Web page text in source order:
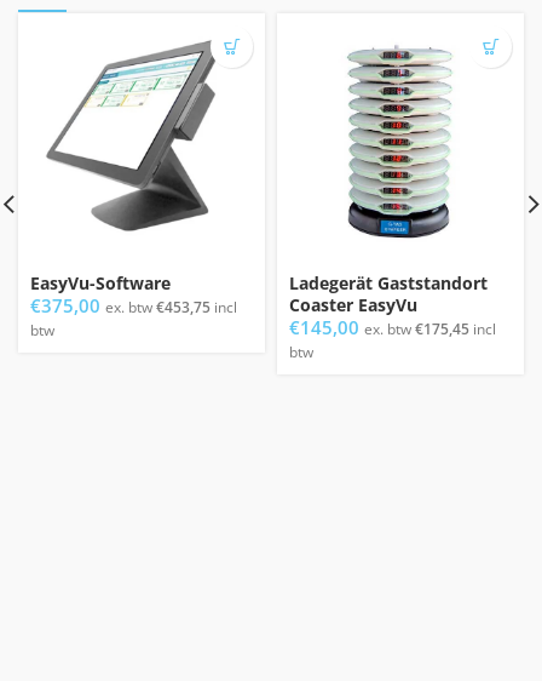
EasyVu-Software
€375,00 ex. btw€453,75 incl
btw
Ladegerät Gaststandort
Coaster EasyVu
€145,00 ex. btw€175,45 incl
btw